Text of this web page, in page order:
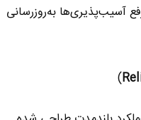
آسیب‌پذیری‌ها به‌روزرسانی
)